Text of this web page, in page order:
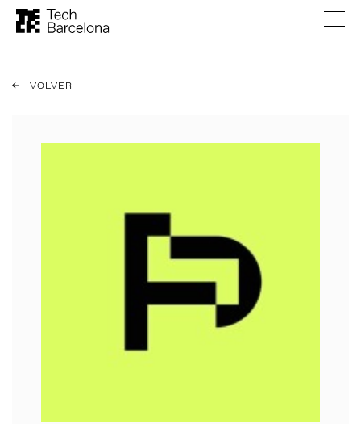
VOLVER